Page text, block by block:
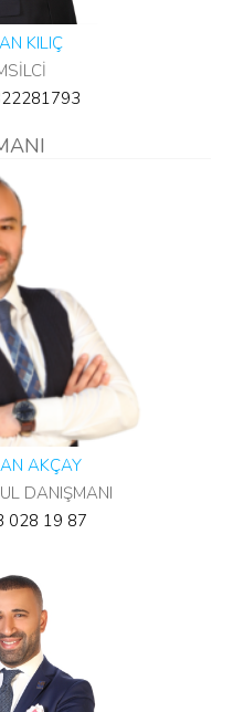
KILIÇ
AKÇAY
DANIŞMANI
028 19 87